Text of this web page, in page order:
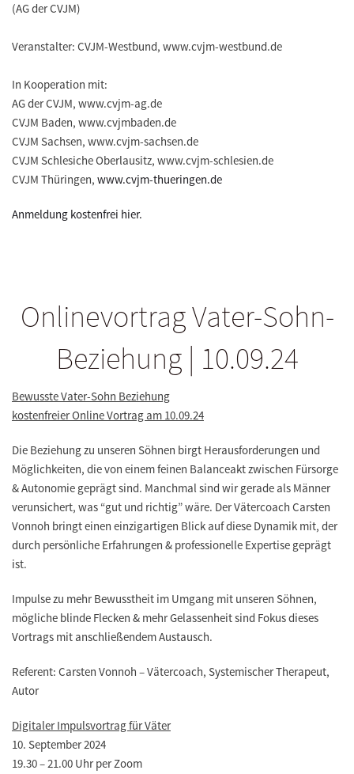
(AG der CVJM)
Veranstalter: CVJM-Westbund, www.cvjm-westbund.de
In Kooperation mit:
AG der CVJM, www.cvjm-ag.de
CVJM Baden, www.cvjmbaden.de
CVJM Sachsen, www.cvjm-sachsen.de
CVJM Schlesiche Oberlausitz, www.cvjm-schlesien.de
CVJM Thüringen, www.cvjm-thueringen.de
Anmeldung kostenfrei hier.
Onlinevortrag Vater-Sohn-
Beziehung | 10.09.24
Bewusste Vater-Sohn Beziehung
kostenfreier Online Vortrag am 10.09.24
Die Beziehung zu unseren Söhnen birgt Herausforderungen und
Möglichkeiten, die von einem feinen Balanceakt zwischen Fürsorge
& Autonomie geprägt sind. Manchmal sind wir gerade als Männer
verunsichert, was “gut und richtig” wäre. Der Vätercoach Carsten
Vonnoh bringt einen einzigartigen Blick auf diese Dynamik mit, der
durch persönliche Erfahrungen & professionelle Expertise geprägt
ist.
Impulse zu mehr Bewusstheit im Umgang mit unseren Söhnen,
mögliche blinde Flecken & mehr Gelassenheit sind Fokus dieses
Vortrags mit anschließendem Austausch.
Referent: Carsten Vonnoh – Vätercoach, Systemischer Therapeut,
Autor
Digitaler Impulsvortrag für Väter
10. September 2024
19.30 – 21.00 Uhr per Zoom